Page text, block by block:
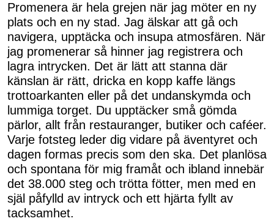
Promenera är hela grejen när jag möter en ny
plats och en ny stad. Jag älskar att gå och
navigera, upptäcka och insupa atmosfären. När
jag promenerar så hinner jag registrera och
lagra intrycken. Det är lätt att stanna där
känslan är rätt, dricka en kopp kaffe längs
trottoarkanten eller på det undanskymda och
lummiga torget. Du upptäcker små gömda
pärlor, allt från restauranger, butiker och caféer.
Varje fotsteg leder dig vidare på äventyret och
dagen formas precis som den ska. Det planlösa
och spontana för mig framåt och ibland innebär
det 38.000 steg och trötta fötter, men med en
själ påfylld av intryck och ett hjärta fyllt av
tacksamhet.